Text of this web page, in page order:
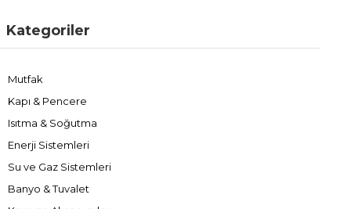
Kategoriler
Mutfak
Kapı & Pencere
Isıtma & Soğutma
Enerji Sistemleri
Su ve Gaz Sistemleri
Banyo & Tuvalet